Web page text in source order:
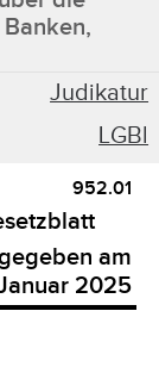
Judikatur
LGBl